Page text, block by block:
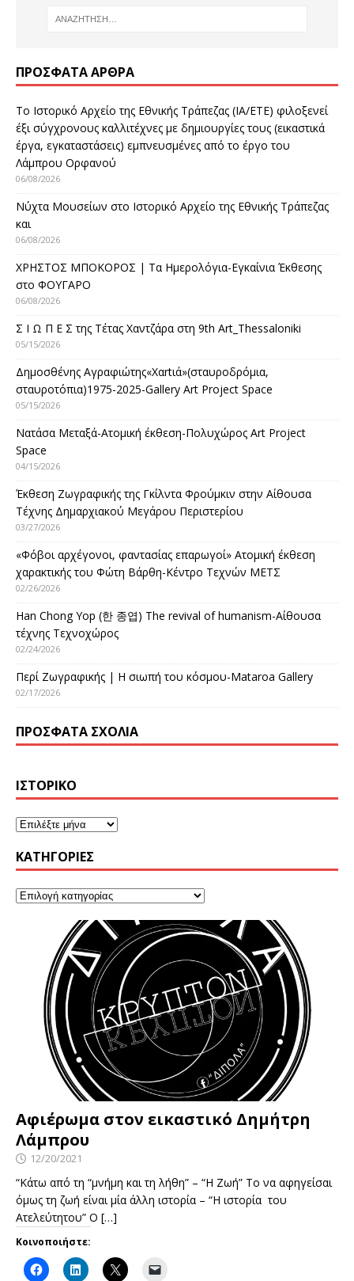
ΠΡΌΣΦΑΤΑ ΆΡΘΡΑ
Το Ιστορικό Αρχείο της Εθνικής Τράπεζας (ΙΑ/ΕΤΕ) φιλοξενεί
έξι σύγχρονους καλλιτέχνες με δημιουργίες τους (εικαστικά
έργα, εγκαταστάσεις) εμπνευσμένες από το έργο του
Λάμπρου Ορφανού
06/08/2026
Νύχτα Μουσείων στο Ιστορικό Αρχείο της Εθνικής Τράπεζας
και
06/08/2026
ΧΡΗΣΤΟΣ ΜΠΟΚΟΡΟΣ | Τα Ημερολόγια-Εγκαίνια Έκθεσης
στο ΦΟΥΓΑΡΟ
06/08/2026
Σ Ι Ω Π Ε Σ της Τέτας Χαντζάρα στη 9th Art_Thessaloniki
05/15/2026
Δημοσθένης Αγραφιώτης«Xαrtιά»(σταυροδρόμια,
σταυροτόπια)1975-2025-Gallery Art Project Space
05/15/2026
Νατάσα Μεταξά-Ατομική έκθεση-Πολυχώρος Art Project
Space
04/15/2026
Έκθεση Ζωγραφικής της Γκίλντα Φρούμκιν στην Αίθουσα
Τέχνης Δημαρχιακού Μεγάρου Περιστερίου
03/27/2026
«Φόβοι αρχέγονοι, φαντασίας επαρωγοί» Ατομική έκθεση
χαρακτικής του Φώτη Βάρθη-Κέντρο Τεχνών ΜΕΤΣ
02/26/2026
Han Chong Yop (한 종엽) The revival of humanism-Αίθουσα
τέχνης Τεχνοχώρος
02/24/2026
Περί Ζωγραφικής | Η σιωπή του κόσμου-Mataroa Gallery
02/17/2026
ΠΡΌΣΦΑΤΑ ΣΧΌΛΙΑ
ΙΣΤΟΡΙΚΌ
KΑΤΗΓΟΡΊΕΣ
Αφιέρωμα στον εικαστικό Δημήτρη
Λάμπρου
12/20/2021
“Κάτω από τη “μνήμη και τη λήθη” – “Η Ζωή” Το να αφηγείσαι
όμως τη ζωή είναι μία άλλη ιστορία – “Η ιστορία του
Ατελεύτητου” Ο […]
Κοινοποιήστε: